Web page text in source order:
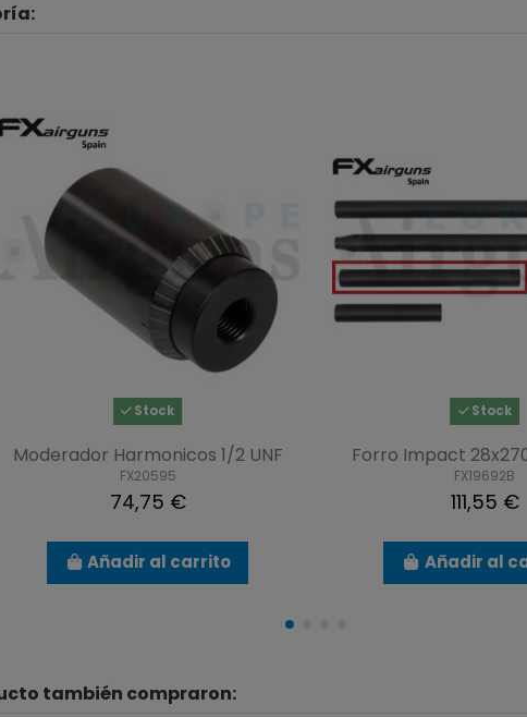
Stock
Moderador Harmonicos 1/2 UNF
FX20595
74,75 €
Añadir al carrito
Stock
Forro Impact
FX19692B
111,55 €
Añadir al
también compraron: